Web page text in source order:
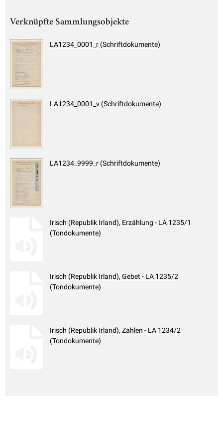
Verknüpfte Sammlungsobjekte
LA1234_0001_r (Schriftdokumente)
LA1234_0001_v (Schriftdokumente)
LA1234_9999_r (Schriftdokumente)
Irisch (Republik Irland), Erzählung - LA 1235/1
(Tondokumente)
Irisch (Republik Irland), Gebet - LA 1235/2
(Tondokumente)
Irisch (Republik Irland), Zahlen - LA 1234/2
(Tondokumente)